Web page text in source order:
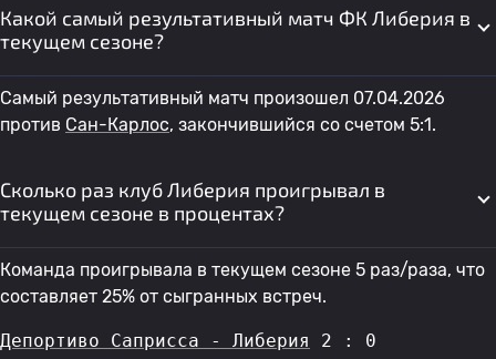
Какой самый результативный матч ФК Либерия в
текущем сезоне?
Самый результативный матч произошел 07.04.2026
против Сан-Карлос, закончившийся со счетом 5:1.
Сколько раз клуб Либерия проигрывал в
текущем сезоне в процентах?
Команда проигрывала в текущем сезоне 5 раз/раза, что
составляет 25% от сыгранных встреч.
Депортиво Саприсса - Либерия
2 : 0